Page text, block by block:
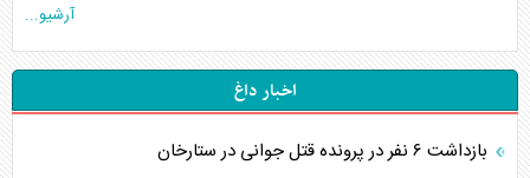
آرشیو...
اخبار داغ
بازداشت ۶ نفر در پرونده قتل جوانی در ستارخان